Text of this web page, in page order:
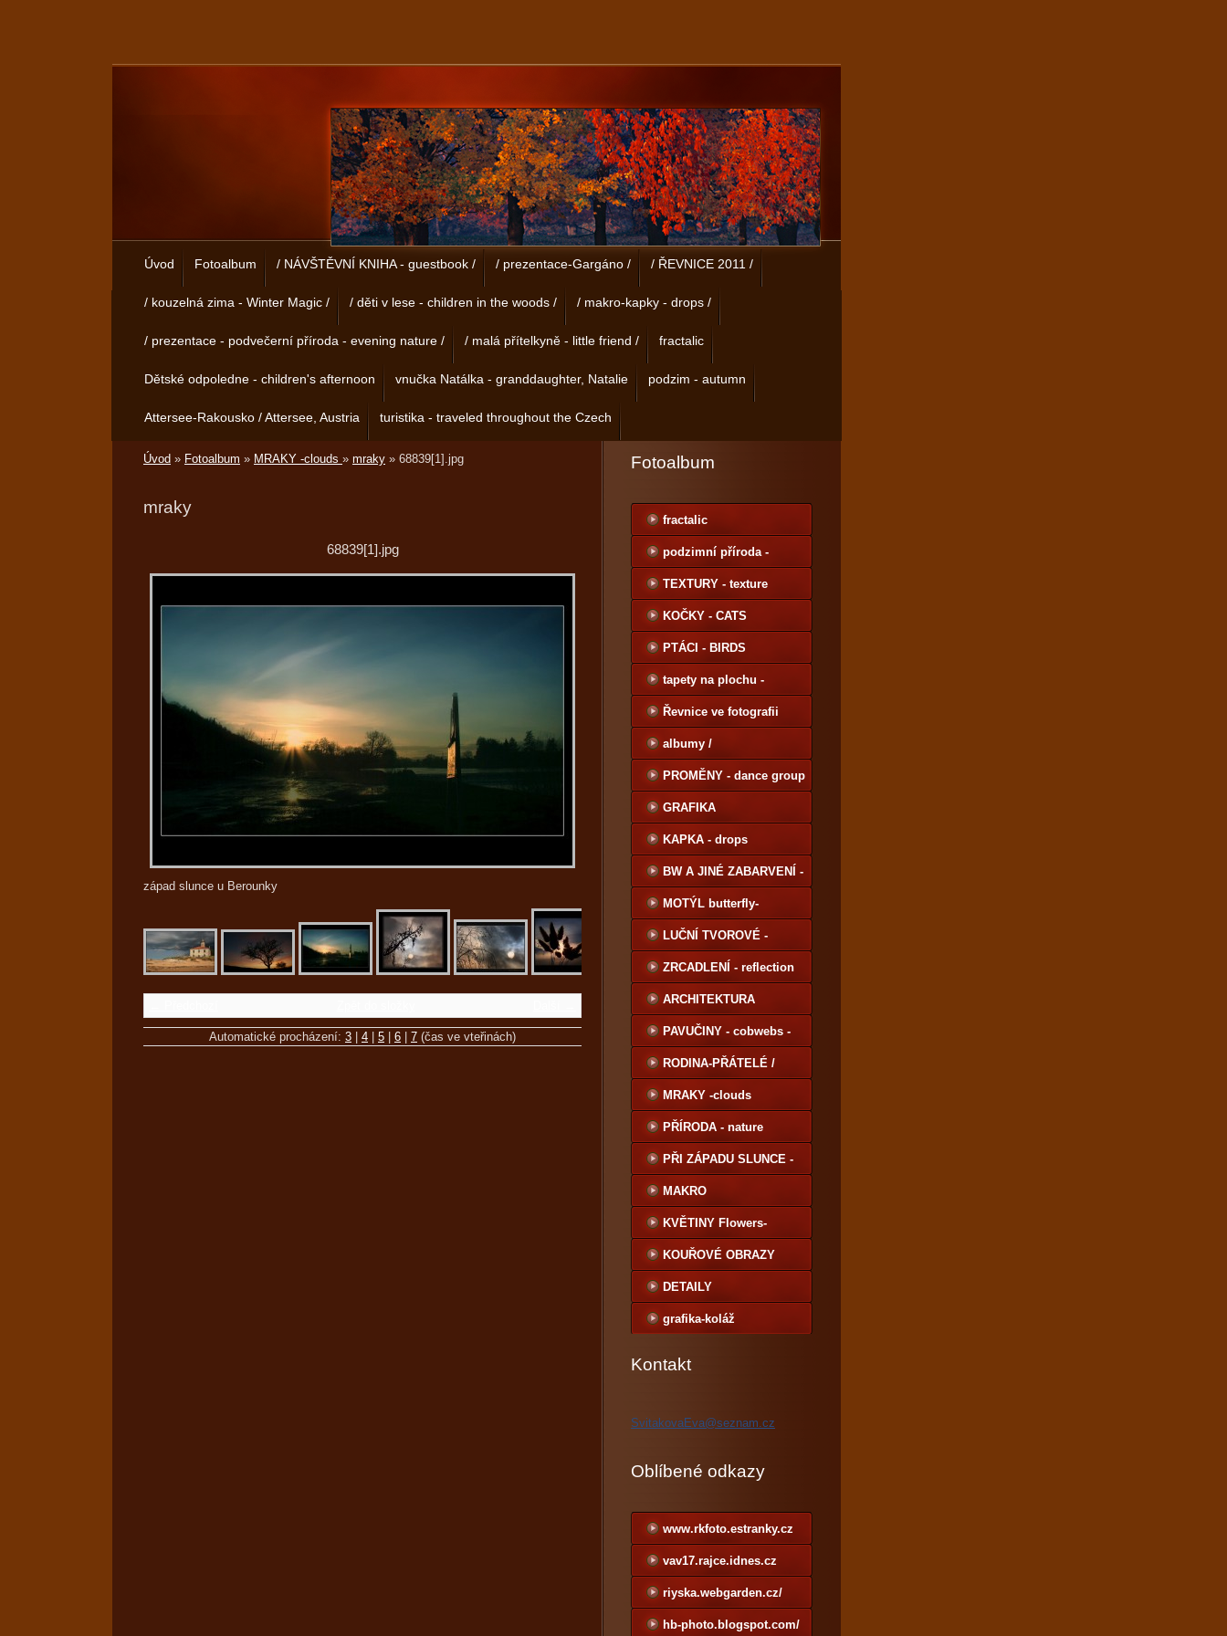
Úvod Fotoalbum / NÁVŠTĚVNÍ KNIHA - guestbook / / prezentace-Gargáno / / ŘEVNICE 2011 /
/ kouzelná zima - Winter Magic / / děti v lese - children in the woods / / makro-kapky - drops /
/ prezentace - podvečerní příroda - evening nature / / malá přítelkyně - little friend / fractalic
Dětské odpoledne - children's afternoon vnučka Natálka - granddaughter, Natalie podzim - autumn
Attersee-Rakousko / Attersee, Austria turistika - traveled throughout the Czech
Úvod » Fotoalbum » MRAKY -clouds » mraky » 68839[1].jpg
mraky
68839[1].jpg
západ slunce u Berounky
Automatické procházení: 3 4 5 6 7 (čas ve vteřinách)
Fotoalbum
fractalic
podzimní příroda -
autumn nature
TEXTURY - texture
KOČKY - CATS
PTÁCI - BIRDS
tapety na plochu -
Wallpapers
Řevnice ve fotografii
albumy /
PROMĚNY - dance group
GRAFIKA
KAPKA - drops
BW A JINÉ ZABARVENÍ -
BW-other color
MOTÝL butterfly-
LUČNÍ TVOROVÉ -
meadow creatures
ZRCADLENÍ - reflection
ARCHITEKTURA
PAVUČINY - cobwebs -
RODINA-PŘÁTELÉ /
Family-Friends
MRAKY -clouds
PŘÍRODA - nature
PŘI ZÁPADU SLUNCE -
MAKRO
KVĚTINY Flowers-
KOUŘOVÉ OBRAZY
smoke images-
DETAILY
grafika-koláž
Kontakt
SvitakovaEva@seznam.cz
Oblíbené odkazy
www.rkfoto.estranky.cz
vav17.rajce.idnes.cz
riyska.webgarden.cz/
hb-photo.blogspot.com/